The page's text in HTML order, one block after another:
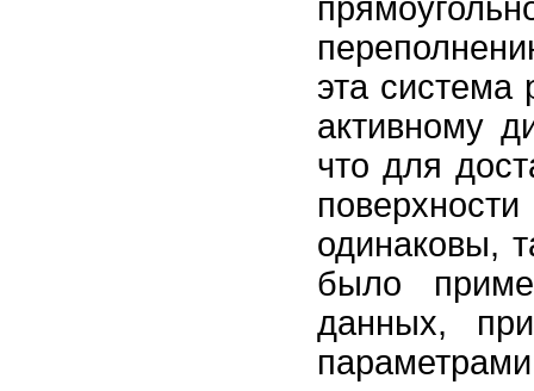
эта система
активному
что для
одинаковы,
было
данных,